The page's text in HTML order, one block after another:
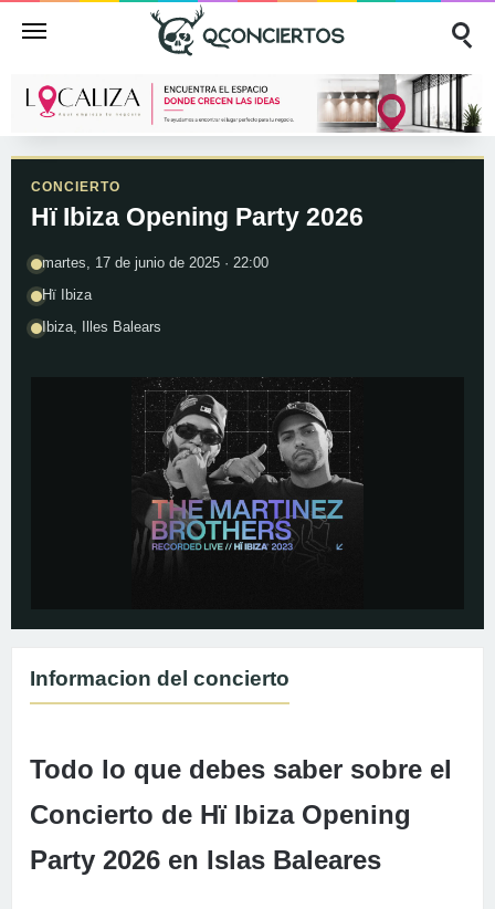
CONCIERTO
Hï Ibiza Opening Party 2026
martes, 17 de junio de 2025 · 22:00
Hï Ibiza
Ibiza, Illes Balears
Informacion del concierto
Todo lo que debes saber sobre el
Concierto de Hï Ibiza Opening
Party 2026 en Islas Baleares